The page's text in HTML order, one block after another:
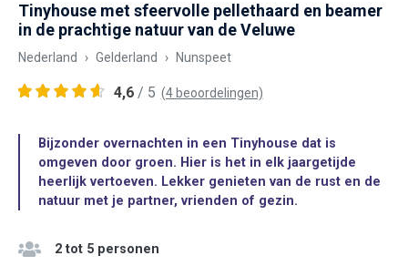
Tinyhouse met sfeervolle pellethaard en beamer
in de prachtige natuur van de Veluwe
Nederland Gelderland Nunspeet
4,6 / 5 (4 beoordelingen)
Bijzonder overnachten in een Tinyhouse dat is
omgeven door groen. Hier is het in elk jaargetijde
heerlijk vertoeven. Lekker genieten van de rust en de
natuur met je partner, vrienden of gezin.
2 tot 5 personen